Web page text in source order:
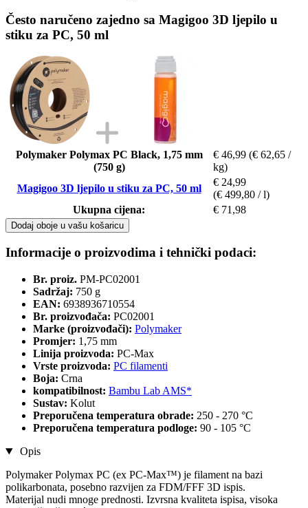
Često naručeno zajedno sa Magigoo 3D ljepilo u
stiku za PC, 50 ml
Polymaker Polymax PC Black, 1,75 mm
(750 g)
€ 46,99 (€ 62,65 /
kg)
Magigoo 3D ljepilo u stiku za PC, 50 ml
€ 24,99
(€ 499,80 / l)
Ukupna cijena:
€ 71,98
Dodaj oboje u vašu košaricu
Informacije o proizvodima i tehnički podaci:
Br. proiz. PM-PC02001
Sadržaj: 750 g
EAN: 6938936710554
Br. proizvođača: PC02001
Marke (proizvođači): Polymaker
Promjer: 1,75 mm
Linija proizvoda: PC-Max
Vrste proizvoda: PC filamenti
Boja: Crna
kompatibilnost: Bambu Lab AMS*
Sustav: Kolut
Preporučena temperatura obrade: 250 - 270 °C
Preporučena temperatura podloge: 90 - 105 °C
Opis
Polymaker Polymax PC (ex PC-Max™) je filament na bazi
polikarbonata, posebno razvijen za FDM/FFF 3D ispis.
Materijal nudi mnoge prednosti. Izvrsna kvaliteta ispisa, visoka